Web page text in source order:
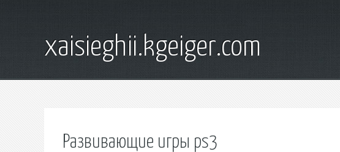
xaisieghii.kgeiger.com
Развивающие игры ps3